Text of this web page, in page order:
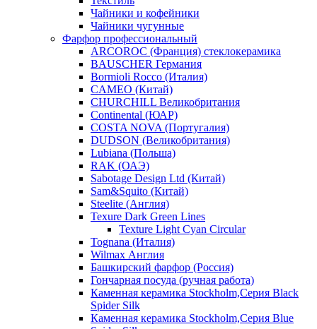
Чайники и кофейники
Чайники чугунные
Фарфор профессиональный
ARCOROC (Франция) стеклокерамика
BAUSCHER Германия
Bormioli Rocco (Италия)
CAMEO (Китай)
CHURCHILL Великобритания
Continental (ЮАР)
COSTA NOVA (Португалия)
DUDSON (Великобритания)
Lubiana (Польша)
RAK (ОАЭ)
Sabotage Design Ltd (Китай)
Sam&Squito (Китай)
Steelite (Англия)
Texure Dark Green Lines
Texture Light Cyan Circular
Tognana (Италия)
Wilmax Англия
Башкирский фарфор (Россия)
Гончарная посуда (ручная работа)
Каменная керамика Stockholm,Серия Black
Spider Silk
Каменная керамика Stockholm,Серия Blue